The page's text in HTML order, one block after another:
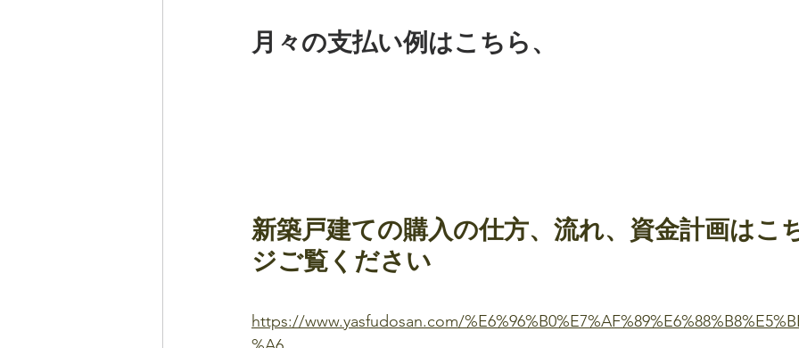
月々の支払い例はこちら、
新築戸建ての購入の仕方、流れ、資金計画はこ
ジご覧ください
https://www.yasfudosan.com/